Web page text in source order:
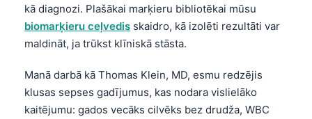
kā diagnozi. Plašākai marķieru bibliotēkai mūsu
biomarķieru ceļvedis skaidro, kā izolēti rezultāti var
maldināt, ja trūkst klīniskā stāsta.
Manā darbā kā Thomas Klein, MD, esmu redzējis
klusas sepses gadījumus, kas nodara vislielāko
kaitējumu: gados vecāks cilvēks bez drudža, WBC